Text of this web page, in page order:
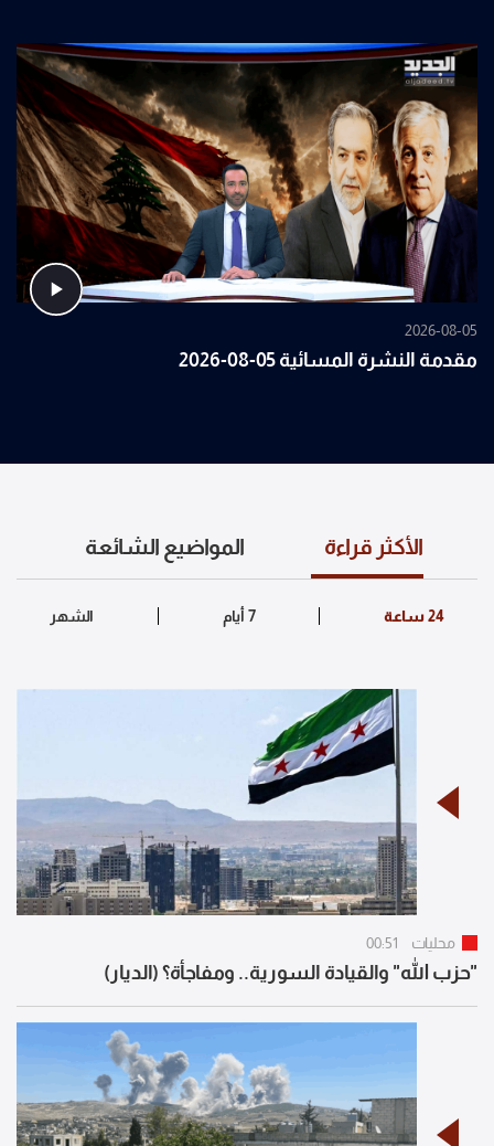
2026-08-05
مقدمة النشرة المسائية 05-08-2026
الأكثر قراءة المواضيع الشائعة
محليات 00:51
"حزب الله" والقيادة السورية.. ومفاجأة؟ (الديار)